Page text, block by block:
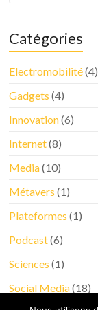
Catégories
Electromobilité(4)
Gadgets (4)
Innovation(6)
Internet(8)
Media(10)
Métavers (1)
Plateformes (1)
Podcast(6)
Sciences (1)
Social Media(18)